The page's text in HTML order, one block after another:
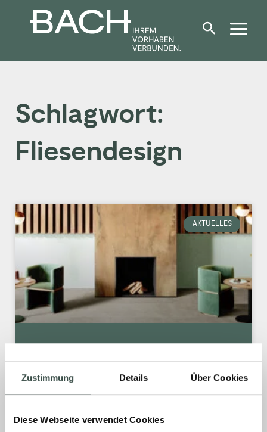
Zustimmung Details Über Cookies
Diese Webseite verwendet Cookies
Schlagwort:
Fliesendesign
AKTUELLES
Unser neuer Fliesenkatalog bietet Profis
für innen und außen – kombiniert mit aktuellen